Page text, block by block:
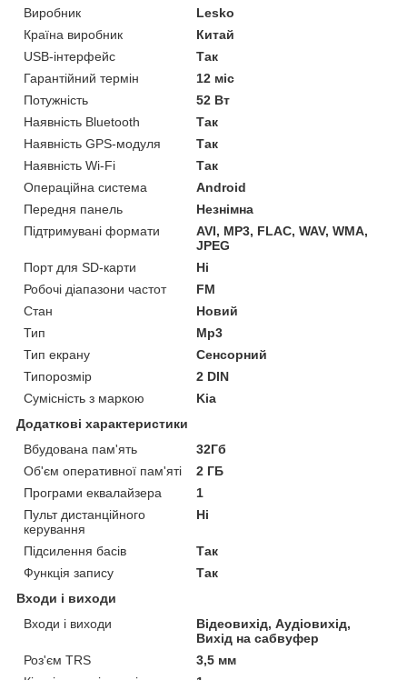
Виробник
Lesko
Країна виробник
Китай
USB-інтерфейс
Так
Гарантійний термін
12 міс
Потужність
52 Вт
Наявність Bluetooth
Так
Наявність GPS-модуля
Так
Наявність Wi-Fi
Так
Операційна система
Android
Передня панель
Незнімна
Підтримувані формати
AVI, MP3, FLAC, WAV, WMA,
JPEG
Порт для SD-карти
Ні
Робочі діапазони частот
FM
Стан
Новий
Тип
Mp3
Тип екрану
Сенсорний
Типорозмір
2 DIN
Сумісність з маркою
Kia
Додаткові характеристики
Вбудована пам'ять
32Гб
Об'єм оперативної пам'яті
2 ГБ
Програми еквалайзера
1
Пульт дистанційного
керування
Ні
Підсилення басів
Так
Функція запису
Так
Входи і виходи
Входи і виходи
Відеовихід, Аудіовихід,
Вихід на сабвуфер
Роз'єм TRS
3,5 мм